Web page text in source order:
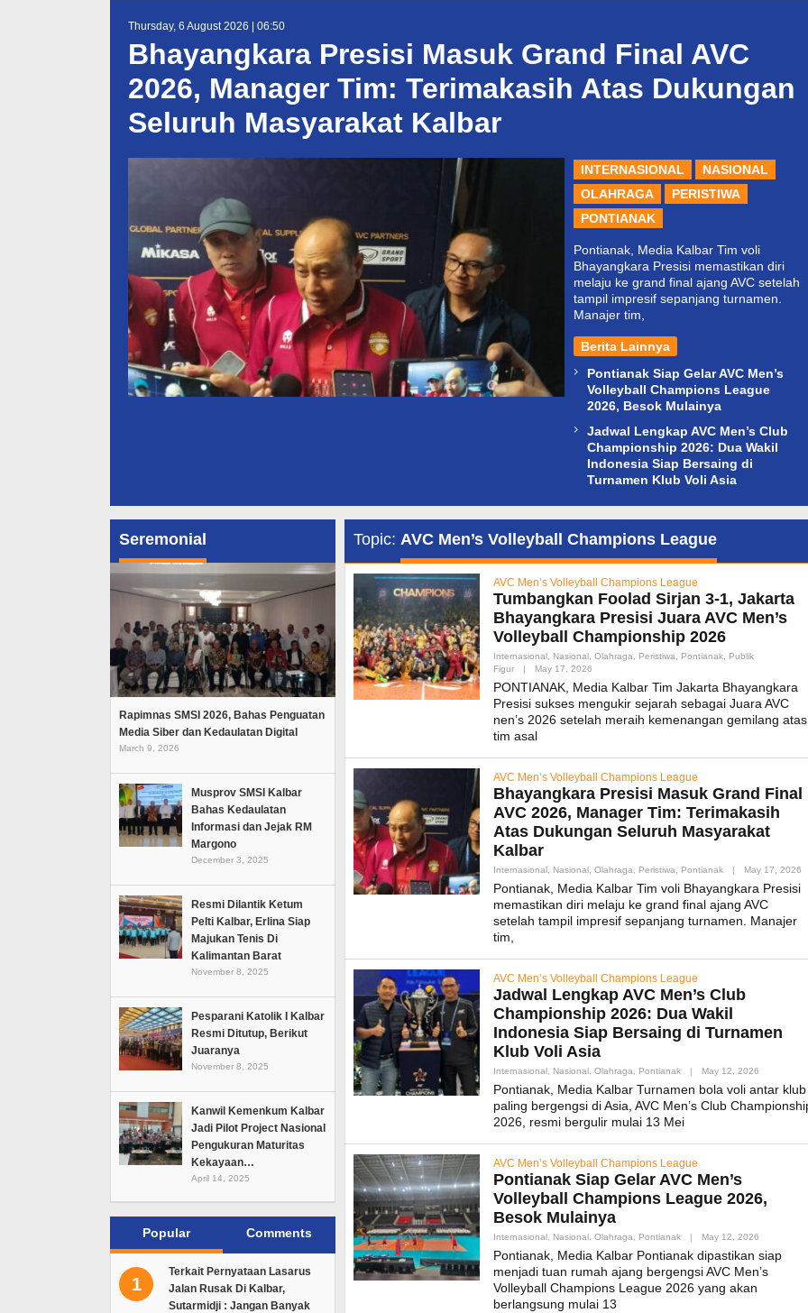
Thursday, 6 August 2026 | 06:50
Bhayangkara Presisi Masuk Grand Final AVC
2026, Manager Tim: Terimakasih Atas Dukungan
Seluruh Masyarakat Kalbar
INTERNASIONAL
NASIONAL
OLAHRAGA
PERISTIWA
PONTIANAK
Pontianak, Media Kalbar Tim voli
Bhayangkara Presisi memastikan diri
melaju ke grand final ajang AVC setelah
tampil impresif sepanjang turnamen.
Manajer tim,
Berita Lainnya
Pontianak Siap Gelar AVC Men’s
Volleyball Champions League
2026, Besok Mulainya
Jadwal Lengkap AVC Men’s Club
Championship 2026: Dua Wakil
Indonesia Siap Bersaing di
Turnamen Klub Voli Asia
Seremonial
Rapimnas SMSI 2026, Bahas Penguatan
Media Siber dan Kedaulatan Digital
March 9, 2026
Musprov SMSI Kalbar
Bahas Kedaulatan
Informasi dan Jejak RM
Margono
December 3, 2025
Resmi Dilantik Ketum
Pelti Kalbar, Erlina Siap
Majukan Tenis Di
Kalimantan Barat
November 8, 2025
Pesparani Katolik I Kalbar
Resmi Ditutup, Berikut
Juaranya
November 8, 2025
Kanwil Kemenkum Kalbar
Jadi Pilot Project Nasional
Pengukuran Maturitas
Kekayaan…
April 14, 2025
Popular Comments
1
Terkait Pernyataan Lasarus
Jalan Rusak Di Kalbar,
Sutarmidji : Jangan Banyak
Topic: AVC Men’s Volleyball Champions League
AVC Men’s Volleyball Champions League
Tumbangkan Foolad Sirjan 3-1, Jakarta
Bhayangkara Presisi Juara AVC Men’s
Volleyball Championship 2026
Internasional, Nasional, Olahraga, Peristiwa, Pontianak, Publik
Figur
| May 17, 2026
PONTIANAK, Media Kalbar Tim Jakarta Bhayangkara
Presisi sukses mengukir sejarah sebagai Juara AVC
nen’s 2026 setelah meraih kemenangan gemilang atas
tim asal
AVC Men’s Volleyball Champions League
Bhayangkara Presisi Masuk Grand Final
AVC 2026, Manager Tim: Terimakasih
Atas Dukungan Seluruh Masyarakat
Kalbar
Internasional, Nasional, Olahraga, Peristiwa, Pontianak | May 17, 2026
Pontianak, Media Kalbar Tim voli Bhayangkara Presisi
memastikan diri melaju ke grand final ajang AVC
setelah tampil impresif sepanjang turnamen. Manajer
tim,
AVC Men’s Volleyball Champions League
Jadwal Lengkap AVC Men’s Club
Championship 2026: Dua Wakil
Indonesia Siap Bersaing di Turnamen
Klub Voli Asia
Internasional, Nasional, Olahraga, Pontianak | May 12, 2026
Pontianak, Media Kalbar Turnamen bola voli antar klub
paling bergengsi di Asia, AVC Men’s Club
2026, resmi bergulir mulai 13 Mei
AVC Men’s Volleyball Champions League
Pontianak Siap Gelar AVC Men’s
Volleyball Champions League 2026,
Besok Mulainya
Internasional, Nasional, Olahraga, Pontianak | May 12, 2026
Pontianak, Media Kalbar Pontianak dipastikan siap
menjadi tuan rumah ajang bergengsi AVC Men’s
Volleyball Champions League 2026 yang akan
berlangsung mulai 13